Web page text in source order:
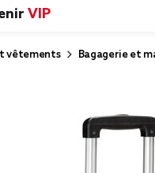
VIP
vêtements Bagagerie et